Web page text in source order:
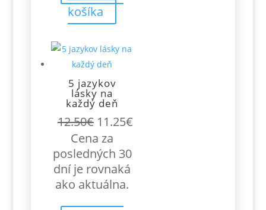
košíka
5 jazykov
lásky na
každý deň
12.50€ Pôvodná
cena
bola:
12.50€.
11.25€Aktuálna
Cena za
posledných 30
dní je rovnaká
ako aktuálna.